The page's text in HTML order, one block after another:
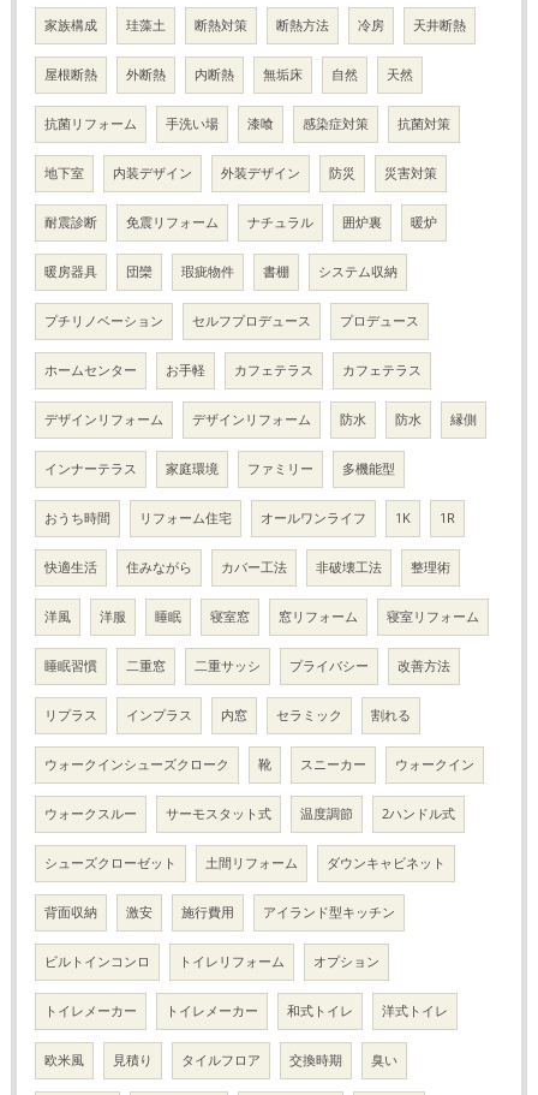
家族構成 珪藻土 断熱対策 断熱方法 冷房 天井断熱
屋根断熱 外断熱 内断熱 無垢床 自然 天然
抗菌リフォーム 手洗い場 漆喰 感染症対策 抗菌対策
地下室 内装デザイン 外装デザイン 防災 災害対策
耐震診断 免震リフォーム ナチュラル 囲炉裏 暖炉
暖房器具 団欒 瑕疵物件 書棚 システム収納
プチリノベーション セルフプロデュース プロデュース
ホームセンター お手軽 カフェテラス カフェテラス
デザインリフォーム デザインリフォーム 防水 防水 縁側
インナーテラス 家庭環境 ファミリー 多機能型
おうち時間 リフォーム住宅 オールワンライフ 1K 1R
快適生活 住みながら カバー工法 非破壊工法 整理術
洋風 洋服 睡眠 寝室窓 窓リフォーム 寝室リフォーム
睡眠習慣 二重窓 二重サッシ プライバシー 改善方法
リプラス インプラス 内窓 セラミック 割れる
ウォークインシューズクローク 靴 スニーカー ウォークイン
ウォークスルー サーモスタット式 温度調節 2ハンドル式
シューズクローゼット 土間リフォーム ダウンキャビネット
背面収納 激安 施行費用 アイランド型キッチン
ビルトインコンロ トイレリフォーム オプション
トイレメーカー トイレメーカー 和式トイレ 洋式トイレ
欧米風 見積り タイルフロア 交換時期 臭い